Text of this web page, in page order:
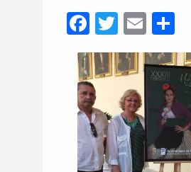
Facebook
TwitterEmail